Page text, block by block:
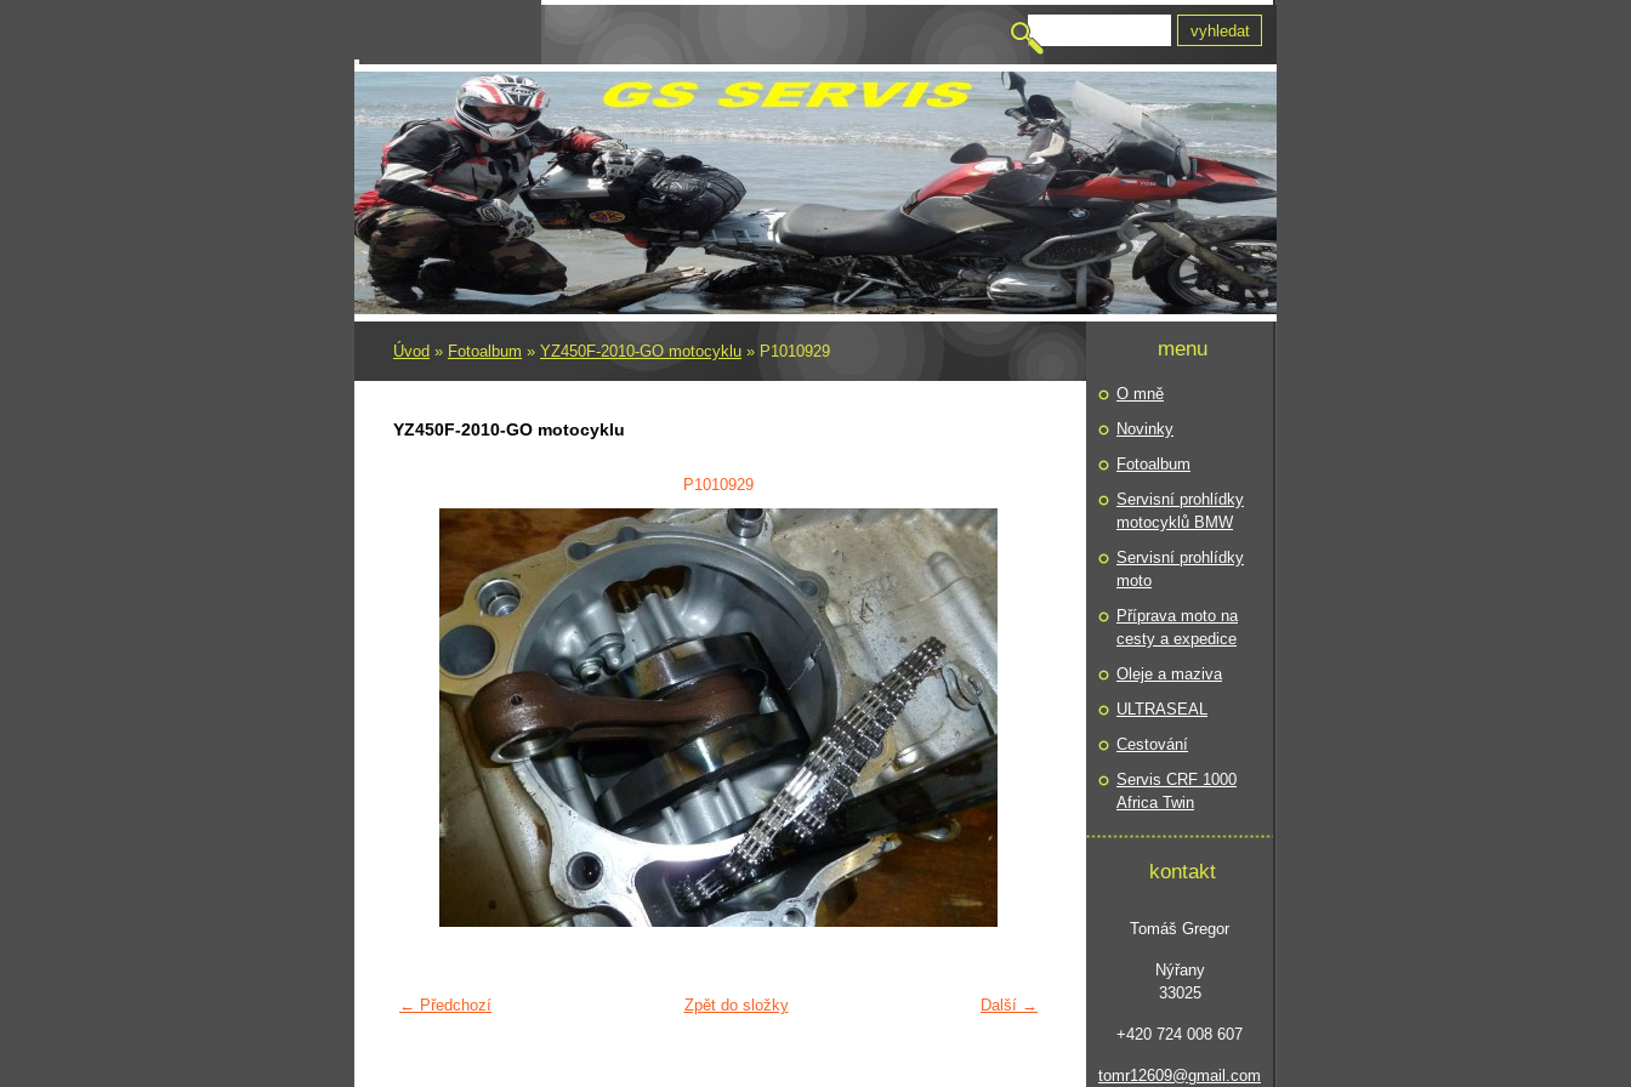
Úvod » Fotoalbum » YZ450F-2010-GO motocyklu » P1010929
YZ450F-2010-GO motocyklu
P1010929
← Předchozí Další →
Zpět do složky
menu
O mně
Novinky
Fotoalbum
Servisní prohlídky
motocyklů BMW
Servisní prohlídky
moto
Příprava moto na
cesty a expedice
Oleje a maziva
ULTRASEAL
Cestování
Servis CRF 1000
Africa Twin
kontakt
Tomáš Gregor
Nýřany
33025
+420 724 008 607
tomr12609@gmail.com